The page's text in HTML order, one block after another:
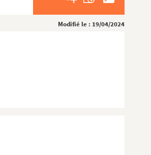
Modifié le : 19/04/2024